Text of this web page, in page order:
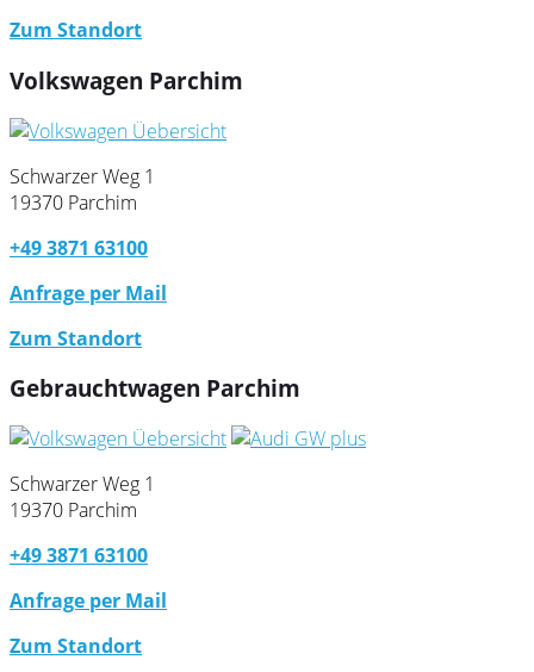
Zum Standort
Volkswagen Parchim
Schwarzer Weg 1
19370 Parchim
+49 3871 63100
Anfrage per Mail
Zum Standort
Gebrauchtwagen Parchim
Schwarzer Weg 1
19370 Parchim
+49 3871 63100
Anfrage per Mail
Zum Standort